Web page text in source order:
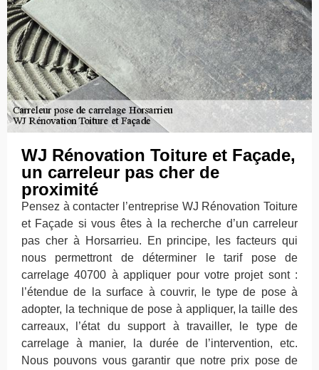
WJ Rénovation Toiture et Façade,
un carreleur pas cher de
proximité
Pensez à contacter l’entreprise WJ Rénovation Toiture
et Façade si vous êtes à la recherche d’un carreleur
pas cher à Horsarrieu. En principe, les facteurs qui
nous permettront de déterminer le tarif pose de
carrelage 40700 à appliquer pour votre projet sont :
l’étendue de la surface à couvrir, le type de pose à
adopter, la technique de pose à appliquer, la taille des
carreaux, l’état du support à travailler, le type de
carrelage à manier, la durée de l’intervention, etc.
Nous pouvons vous garantir que notre prix pose de